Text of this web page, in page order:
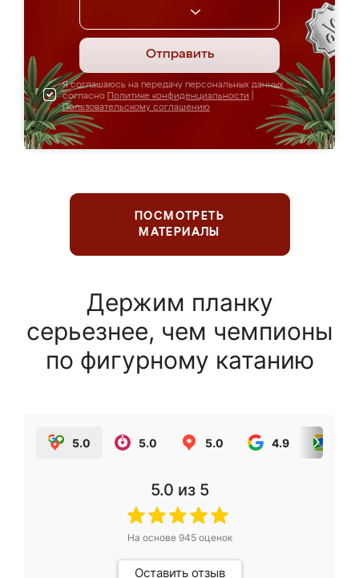
Отправить
Я соглашаюсь на передачу персональных данных
согласно Политике конфиденциальности
Пользовательскому соглашению
ПОСМОТРЕТЬ
МАТЕРИАЛЫ
Держим планку
серьезнее, чем чемпионы
по фигурному катанию
5.0 5.0 5.0 4.9
5.0 из 5
На основе 945оценок
Оставить отзыв